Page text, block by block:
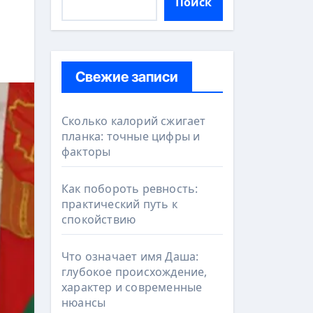
Свежие записи
Сколько калорий сжигает
планка: точные цифры и
факторы
Как побороть ревность:
практический путь к
спокойствию
Что означает имя Даша:
глубокое происхождение,
характер и современные
нюансы